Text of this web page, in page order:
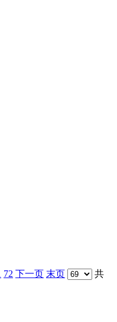
72 下一页 末页
共